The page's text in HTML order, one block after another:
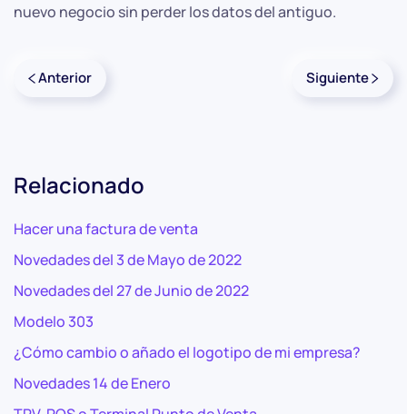
nuevo negocio sin perder los datos del antiguo.
Anterior Siguiente
Relacionado
Hacer una factura de venta
Novedades del 3 de Mayo de 2022
Novedades del 27 de Junio de 2022
Modelo 303
¿Cómo cambio o añado el logotipo de mi empresa?
Novedades 14 de Enero